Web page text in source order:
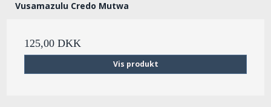
Vusamazulu Credo Mutwa
125,00 DKK
Vis produkt